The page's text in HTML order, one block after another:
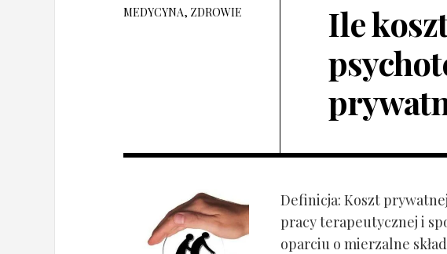
MEDYCYNA, ZDROWIE
Ile
Definicja: Koszt
pracy terapeutycznej i
oparciu o mierzalne